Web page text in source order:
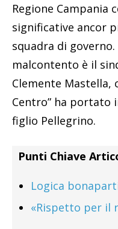
Regione Campania
significative ancor
squadra di
malcontento è il
Clemente Mastella,
Centro” ha portato
figlio Pellegrino.
Punti Chiave
Logica
«Rispetto per il